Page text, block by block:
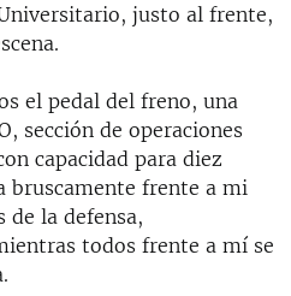
justo al frente,
el pedal del freno, una
sección de operaciones
capacidad para diez
bruscamente frente a mi
de la defensa,
todos frente a mí se